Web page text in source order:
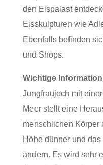
den Eispalast
Eisskulpturen wie
Ebenfalls befinden
und Shops.
Wichtige
Jungfraujoch mit
Meer stellt eine
menschlichen Körper
Höhe dünner und das
ändern. Es wird sehr